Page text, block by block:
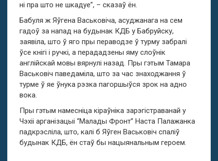
ні пра што не шкадуе”, – сказаў ён.
Бабуля ж Яўгена Васьковіча, асуджанага на сем
гадоў за напад на будынак КДБ у Бабруйску,
заявіла, што ў яго пры пераводзе ў турму забралі
ўсе кнігі і ручкі, а перададзены яму слоўнік
англійскай мовы вярнулі назад. Пры гэтым Тамара
Васьковіч паведаміла, што за час знаходжання ў
турме ў яе ўнука рэзка пагоршыўся зрок на адно
вока.
Пры гэтым намесніца кіраўніка зарэгістраванай у
Чэхіі арганізацыі “Малады Фронт” Наста Палажанка
падкрэсліла, што, калі б Яўген Васьковіч спаліў
будынак КДБ, ён стаў бы нацыянальным героем.